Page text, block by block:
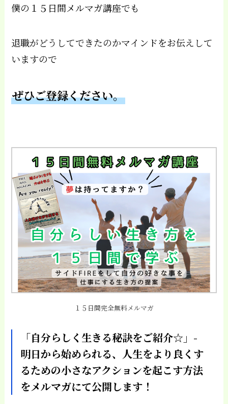
僕の１５日間メルマガ講座でも
退職がどうしてできたのかマインドをお伝えして
いますので
ぜひご登録ください。
１５日間完全無料メルマガ
「自分らしく生きる秘訣をご紹介☆」-
明日から始められる、人生をより良くす
るための小さなアクションを起こす方法
をメルマガにて公開します！